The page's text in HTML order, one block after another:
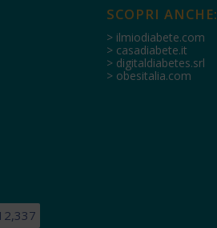
SCOPRI ANCHE:
> ilmiodiabete.com
> casadiabete.it
> digitaldiabetes.srl
> obesitalia.com